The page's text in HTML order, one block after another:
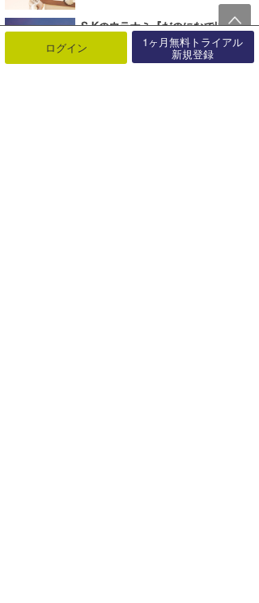
S.Kのウラナミ『だのになで!?』
2014年09月09日
ログイン 1ヶ月無料トライアル
新規登録